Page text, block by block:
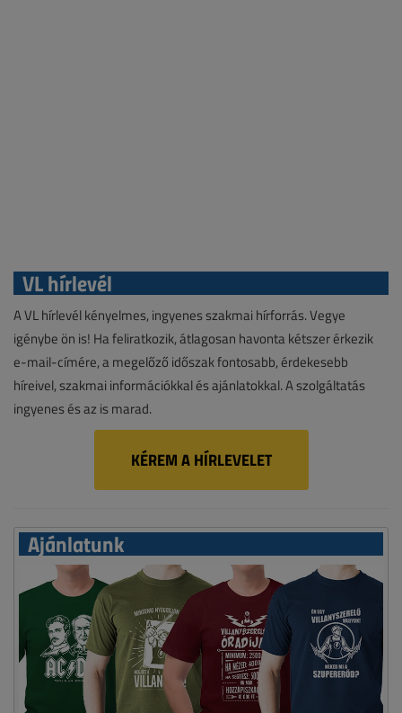
VL hírlevél
A VL hírlevél kényelmes, ingyenes szakmai hírforrás. Vegye
igénybe ön is! Ha feliratkozik, átlagosan havonta kétszer érkezik
e-mail-címére, a megelőző időszak fontosabb, érdekesebb
híreivel, szakmai információkkal és ajánlatokkal. A szolgáltatás
ingyenes és az is marad.
KÉREM A HÍRLEVELET
Ajánlatunk